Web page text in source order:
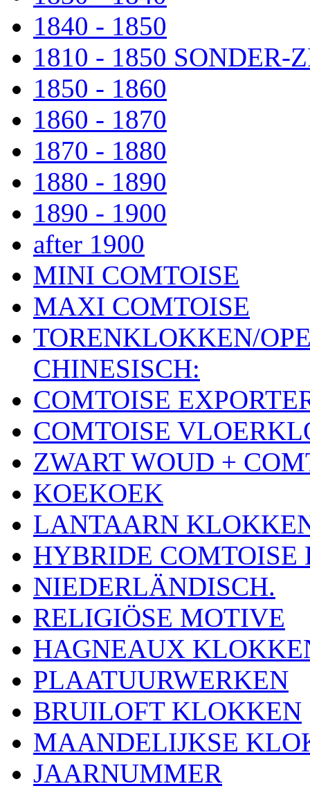
1840 - 1850
1810 - 1850 SONDER-
1850 - 1860
1860 - 1870
1870 - 1880
1880 - 1890
1890 - 1900
after 1900
MINI COMTOISE
MAXI COMTOISE
TORENKLOKKEN/
CHINESISCH:
COMTOISE
COMTOISE
ZWART WOUD +
KOEKOEK
LANTAARN
HYBRIDE
NIEDERLÄNDISCH.
RELIGIÖSE MOTIVE
HAGNEAUX
PLAATUURWERKEN
BRUILOFT KLOKKEN
MAANDELIJKSE
JAARNUMMER